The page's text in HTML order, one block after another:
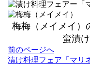
梅梅（メイメイ）
蛮漬
投
稿
前のページへ
漬け料理フェア「マリ